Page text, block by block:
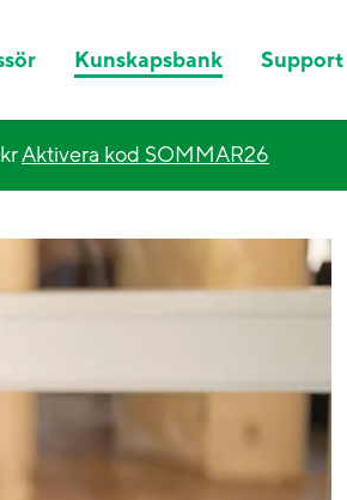
Kunskapsbank Support
Aktivera kod SOMMAR26